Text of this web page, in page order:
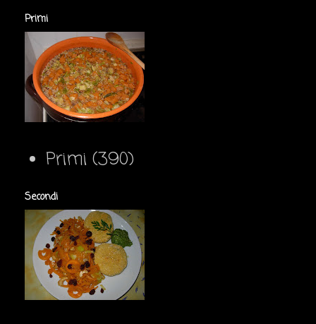
Primi
Primi (390)
Secondi